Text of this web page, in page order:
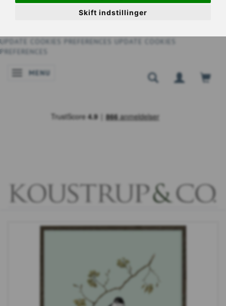
Skift indstillinger
UPDATE COOKIES PREFERENCES
UPDATE COOKIES
PREFERENCES
NAVIGATIE IN-/UITSCHAKELEN
MENU